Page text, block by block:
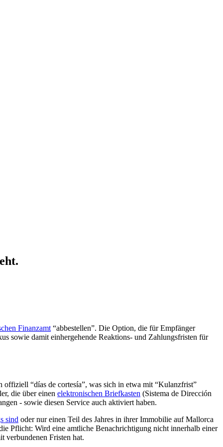
Finanzamt “abbestellen”. Die Option, die für Empfänger
sowie damit einhergehende Reaktions- und Zahlungsfristen für
offiziell “días de cortesía”, was sich in etwa mit “Kulanzfrist”
die über einenelektronischen Briefkasten (Sistema de Dirección
- sowie diesen Service auch aktiviert haben.
sind oder nur einen Teil des Jahres in ihrer Immobilie auf Mallorca
Pflicht: Wird eine amtliche Benachrichtigung nicht innerhalb einer
verbundenen Fristen hat.